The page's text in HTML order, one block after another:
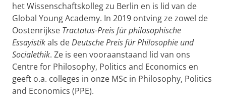
het Wissenschaftskolleg zu Berlin en is lid van de
Global Young Academy. In 2019 ontving ze zowel de
Oostenrijkse Tractatus-Preis für philosophische
Essayistikals deDeutschePreis für Philosophie und
Socialethik. Ze is een vooraanstaand lid van ons
Centre for Philosophy, Politics and Economics en
geeft o.a. colleges in onze MSc in Philosophy, Politics
and Economics (PPE).